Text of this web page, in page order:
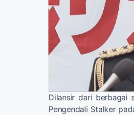
Dilansir dari berbagai
Pengendali Stalker